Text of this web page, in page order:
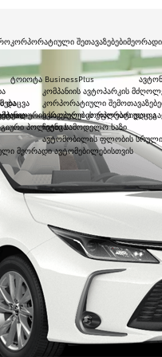
მეორადი ავტომებილებისთვის
დაცვა
საკუთრების უფლების დაცვა
პოლიტიკა
კორპორატიული შეთავაზებები
ტოიოტა BusinessPlus
კომპანიის ავტოპარკის
კორპორატიული
ევროპული კორპორატიული
ჩვენი სამოდელო ხაზი
ავტომობილის ფლობის